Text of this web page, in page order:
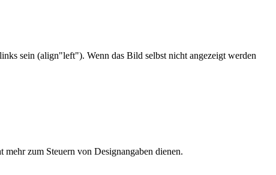
sein (align"left"). Wenn das Bild selbst nicht angezeigt werden
zum Steuern von Designangaben dienen.